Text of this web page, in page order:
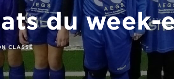
du week-
CLASSÉ